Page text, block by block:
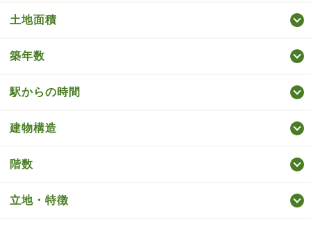
土地面積
築年数
駅からの時間
建物構造
階数
立地・特徴